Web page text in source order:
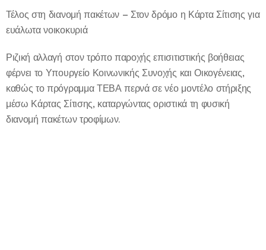
Τέλος στη διανομή πακέτων – Στον δρόμο η Κάρτα Σίτισης για
ευάλωτα νοικοκυριά
Ριζική αλλαγή στον τρόπο παροχής επισιτιστικής βοήθειας
φέρνει το Υπουργείο Κοινωνικής Συνοχής και Οικογένειας,
καθώς το πρόγραμμα ΤΕΒΑ περνά σε νέο μοντέλο στήριξης
μέσω Κάρτας Σίτισης, καταργώντας οριστικά τη φυσική
διανομή πακέτων τροφίμων.